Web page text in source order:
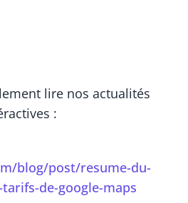
lire nos actualités
:
blog/post/resume-du-
de-google-maps